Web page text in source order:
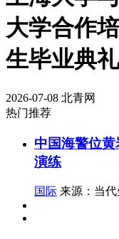
大学合作
生毕业典
2026-07-08 北青网
热门推荐
中国海警位
演练
国际 来源：当代